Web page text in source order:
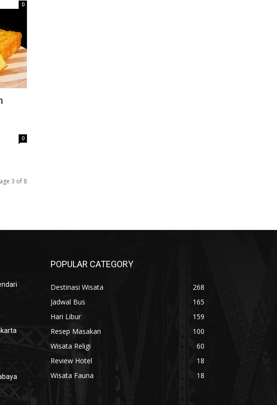
0
0
3 of 8
POPULAR CATEGORY
Destinasi Wisata
268
Jadwal Bus
165
Hari Libur
159
Resep Masakan
100
Wisata Religi
60
Review Hotel
18
Wisata Fauna
18